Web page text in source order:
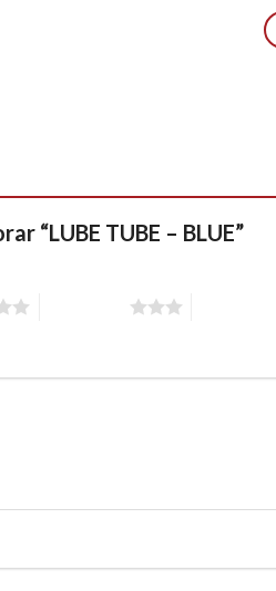
“LUBE TUBE – BLUE”